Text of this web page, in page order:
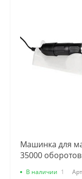
Машинка для
35000
В наличии 1